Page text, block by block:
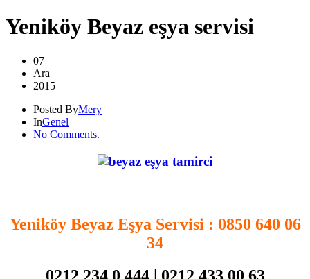
Yeniköy Beyaz eşya servisi
07
Ara
2015
Posted ByMery
InGenel
No Comments.
Yeniköy Beyaz Eşya Servisi: 0850 640 06
34